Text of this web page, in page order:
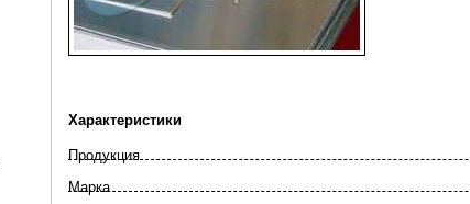
Характеристики
Продукция
Марка